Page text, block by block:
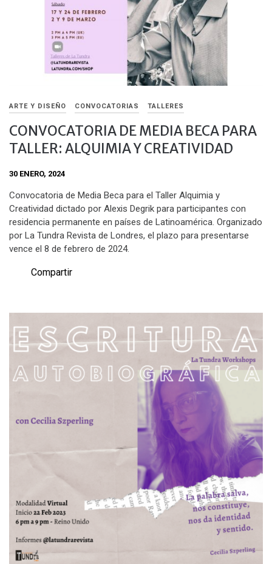
ARTE Y DISEÑO CONVOCATORIAS TALLERES
CONVOCATORIA DE MEDIA BECA PARA
TALLER: ALQUIMIA Y CREATIVIDAD
30 ENERO, 2024
Convocatoria de Media Beca para el Taller Alquimia y
Creatividad dictado por Alexis Degrik para participantes con
residencia permanente en países de Latinoamérica. Organizado
por La Tundra Revista de Londres, el plazo para presentarse
vence el 8 de febrero de 2024.
Compartir